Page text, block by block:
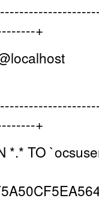
+
+
*.* TO